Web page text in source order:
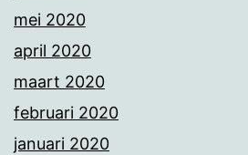
mei 2020
april 2020
maart 2020
februari 2020
januari 2020